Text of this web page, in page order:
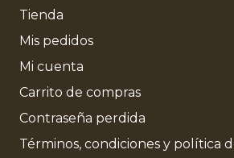
Tienda
Mis pedidos
Mi cuenta
Carrito de compras
Contraseña perdida
Términos, condiciones y política